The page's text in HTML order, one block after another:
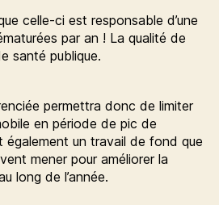
celle-ci est responsable d’une
par an ! La qualité de
santé publique.
permettra donc de limiter
en période de pic de
également un travail de fond que
mener pour améliorer la
long de l’année.